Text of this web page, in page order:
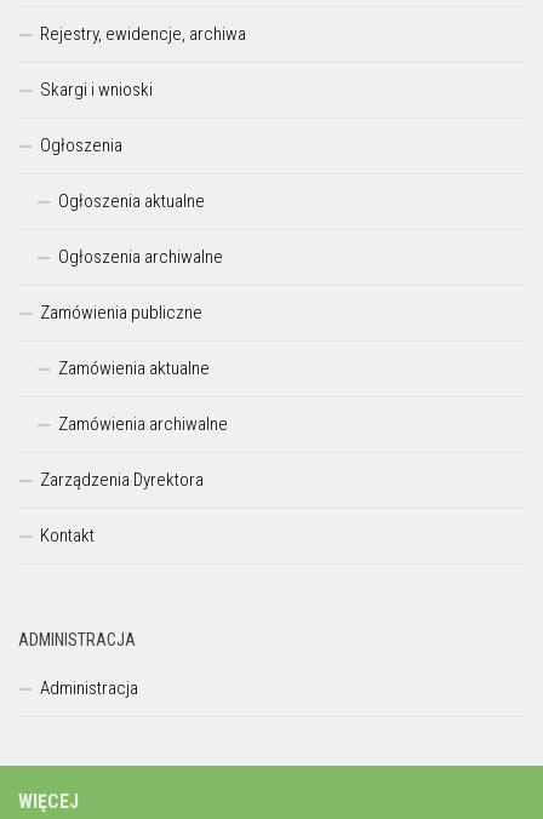
Rejestry, ewidencje, archiwa
Skargi i wnioski
Ogłoszenia
Ogłoszenia aktualne
Ogłoszenia archiwalne
Zamówienia publiczne
Zamówienia aktualne
Zamówienia archiwalne
Zarządzenia Dyrektora
Kontakt
ADMINISTRACJA
Administracja
WIĘCEJ